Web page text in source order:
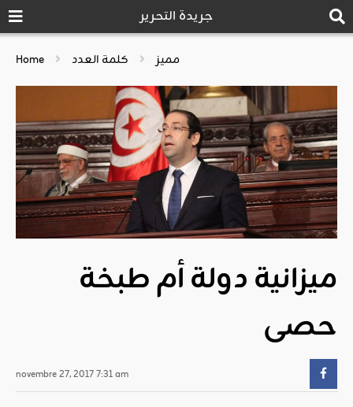
جريدة التحرير
Home مميز كلمة العدد
ميزانية دولة أم طبخة
حصى
novembre 27, 2017 7:31 am